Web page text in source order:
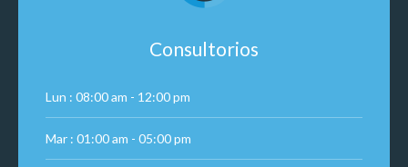
Consultorios
Lun : 08:00 am - 12:00 pm
Mar : 01:00 am - 05:00 pm